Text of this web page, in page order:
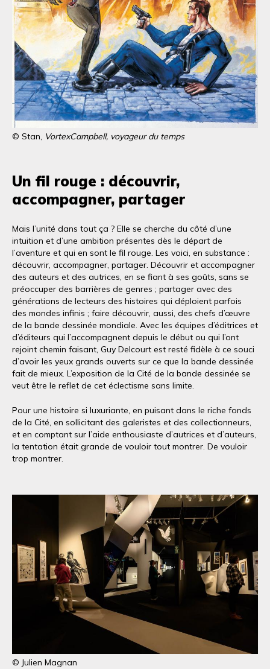
© Stan, VortexCampbell, voyageur du temps
Un fil rouge : découvrir,
accompagner, partager
Mais l’unité dans tout ça ? Elle se cherche du côté d’une
intuition et d’une ambition présentes dès le départ de
l’aventure et qui en sont le fil rouge. Les voici, en substance :
découvrir, accompagner, partager. Découvrir et accompagner
des auteurs et des autrices, en se fiant à ses goûts, sans se
préoccuper des barrières de genres ; partager avec des
générations de lecteurs des histoires qui déploient parfois
des mondes infinis ; faire découvrir, aussi, des chefs d’œuvre
de la bande dessinée mondiale. Avec les équipes d’éditrices et
d’éditeurs qui l’accompagnent depuis le début ou qui l’ont
rejoint chemin faisant, Guy Delcourt est resté fidèle à ce souci
d’avoir les yeux grands ouverts sur ce que la bande dessinée
fait de mieux. L’exposition de la Cité de la bande dessinée se
veut être le reflet de cet éclectisme sans limite.
Pour une histoire si luxuriante, en puisant dans le riche fonds
de la Cité, en sollicitant des galeristes et des collectionneurs,
et en comptant sur l’aide enthousiaste d’autrices et d’auteurs,
la tentation était grande de vouloir tout montrer. De vouloir
trop montrer.
© Julien Magnan